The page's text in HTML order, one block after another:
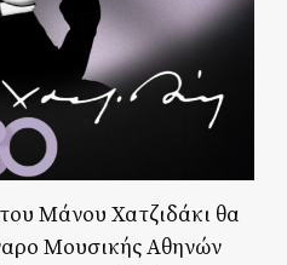
Μάνου Χατζιδάκι θα
Μουσικής Αθηνών